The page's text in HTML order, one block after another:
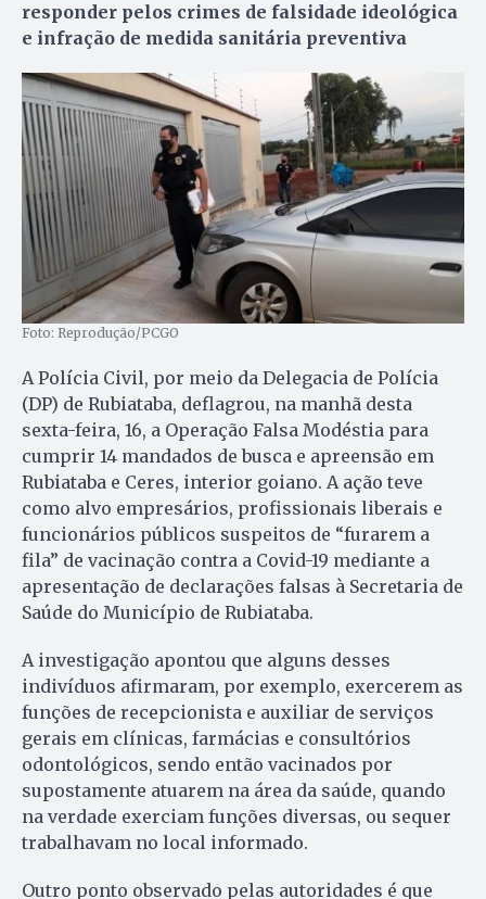
responder pelos crimes de falsidade ideológica
e infração de medida sanitária preventiva
Foto: Reprodução/PCGO
A Polícia Civil, por meio da Delegacia de Polícia
(DP) de Rubiataba, deflagrou, na manhã desta
sexta-feira, 16, a Operação Falsa Modéstia para
cumprir 14 mandados de busca e apreensão em
Rubiataba e Ceres, interior goiano. A ação teve
como alvo empresários, profissionais liberais e
funcionários públicos suspeitos de “furarem a
fila” de vacinação contra a Covid-19 mediante a
apresentação de declarações falsas à Secretaria de
Saúde do Município de Rubiataba.
A investigação apontou que alguns desses
indivíduos afirmaram, por exemplo, exercerem as
funções de recepcionista e auxiliar de serviços
gerais em clínicas, farmácias e consultórios
odontológicos, sendo então vacinados por
supostamente atuarem na área da saúde, quando
na verdade exerciam funções diversas, ou sequer
trabalhavam no local informado.
Outro ponto observado pelas autoridades é que